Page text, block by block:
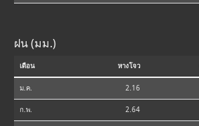
ฝน (มม.)
เดือน หางโจว
ม.ค. 2.16
ก.พ. 2.64